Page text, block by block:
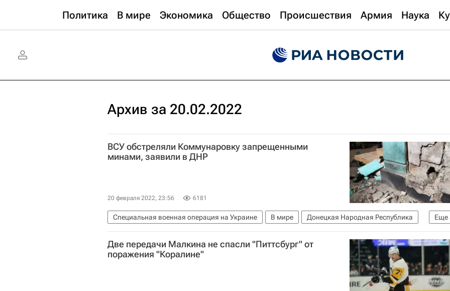
Политика В мире Экономика Общество Происшествия Армия Наука
Архив за 20.02.2022
ВСУ обстреляли Коммунаровку запрещенными
минами, заявили в ДНР
20 февраля 2022, 23:56 6181
Еще
Специальная военная операция на Украине В мире
Донецкая Народная Республика
Донбасс
Вооруженные силы Украины СЦКК
Ситуация в ДНР и ЛНР
Вооруженный конфликт на востоке Украины
Две передачи Малкина не спасли "Питтсбург" от
поражения "Коралине"